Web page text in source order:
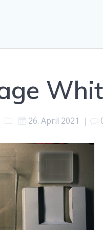
26. April 2021 |